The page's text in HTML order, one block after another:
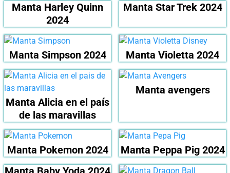
Manta Harley Quinn
2024
Manta Star Trek 2024
Manta Simpson 2024 Manta Violetta 2024
Manta Alicia en el país
de las maravillas
Manta avengers
Manta Pokemon 2024
Manta Peppa Pig 2024